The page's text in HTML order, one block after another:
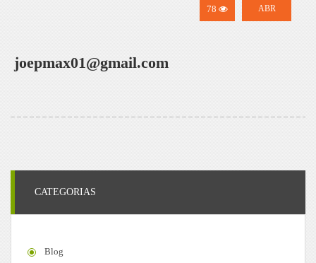
78 ABR
joepmax01@gmail.com
CATEGORIAS
Blog